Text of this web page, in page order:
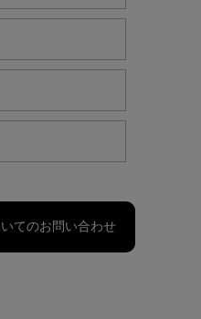
てのお問い合わせ